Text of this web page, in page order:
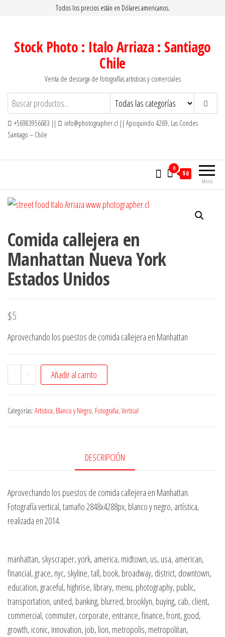
Todos los precios están en Dólares americanos.
Stock Photo : Italo Arriaza : Santiago
Chile
Venta de descarga de fotografías artisticas y comerciales
+56983956683 ||
info@photographer.cl || Apoquindo 4269, Las Condes
Santiago – Chile
Menú
0
$0
Comida callejera en
Manhattan Nueva York
Estados Unidos
$5
Aprovechando los puestos de comida callejera en Manhattan
- + Añadir al carrito
Categorías: Artistica, Blanco y Negro, Fotografia, Vertical
DESCRIPCIÓN
Aprovechando los puestos de comida callejera en Manhattan.
Fotografía vertical, tamaño 2848x4288px, blanco y negro, artística,
realizada en 2014.
manhattan, skyscraper, york, america, midtown, us, usa, american,
financial, grace, nyc, skyline, tall, book, broadway, district, downtown,
education, graceful, highrise, library, menu, photography, public,
transportation, united, banking, blurred, brooklyn, buying, cab, client,
commercial, commuter, corporate, entrance, finance, front, good,
growth, iconic, innovation, job, lion, metropolis, metropolitan,